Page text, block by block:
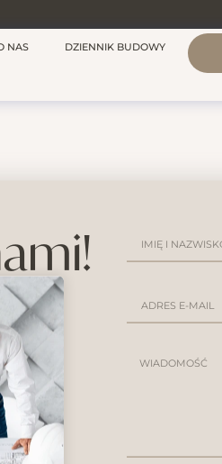
NAS DZIENNIK BUDOWY